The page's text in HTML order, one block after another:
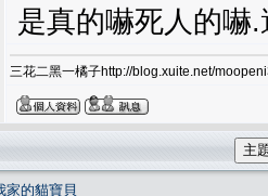
是真的嚇死人的
三花二黑一橘子http://blog.xuite.net/
主
家的貓寶貝